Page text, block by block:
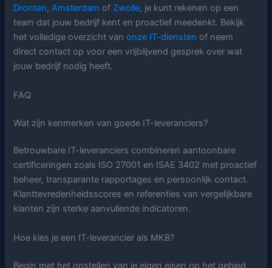
Dronten,Amsterdam of Zwolle, je kunt rekenen op een
team dat jouw bedrijf kent en proactief meedenkt. Bekijk
het volledige overzicht vanonze IT-diensten of neem
direct contact op voor een vrijblijvend gesprek over wat
jouw bedrijf nodig heeft.
FAQ
Wat zijn kenmerken van goede IT-leveranciers?
Betrouwbare IT-leveranciers combineren aantoonbare
certificeringen zoals ISO 27001 en ISAE 3402 met proactief
beheer, transparante rapportages en persoonlijk contact.
Klanttevredenheidsscores en referenties van vergelijkbare
klanten zijn sterke aanvullende indicatoren.
Hoe kies je een IT-leverancier als MKB?
Begin met het opstellen van je eigen eisen op het gebied